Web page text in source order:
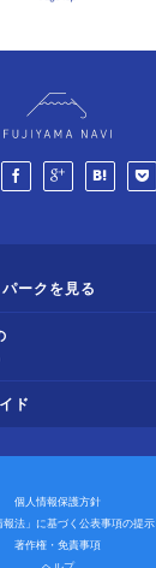
ークを見る
ド
個人情報保護方針
報法」に基づく公表事項の提示
著作権・免責事項